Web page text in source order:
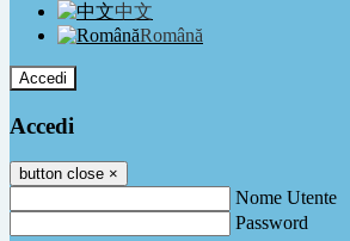
中文
Română
Accedi
Accedi
button close ×
Nome Utente
Password